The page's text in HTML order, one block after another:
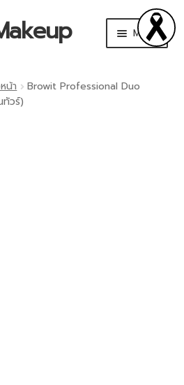
Menu
น้า
Browit Professional Duo
ทัวร์)